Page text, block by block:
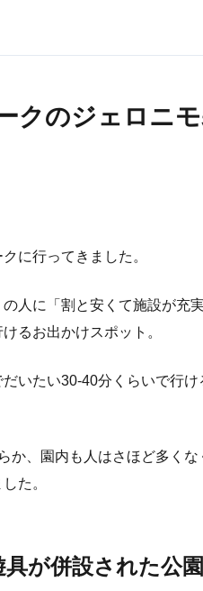
クのジェロニ
に行ってきました。
人に「割と安くて施設が充
るお出かけスポット。
いたい30-40分くらいで行け
か、園内も人はさほど多く
た。
が併設された公園